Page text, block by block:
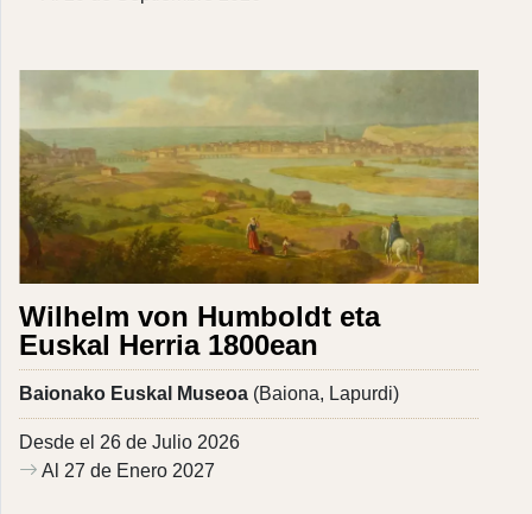
Wilhelm von Humboldt eta
Euskal Herria 1800ean
Baionako Euskal Museoa (Baiona, Lapurdi)
Desde el 26 de Julio 2026
Al 27 de Enero 2027